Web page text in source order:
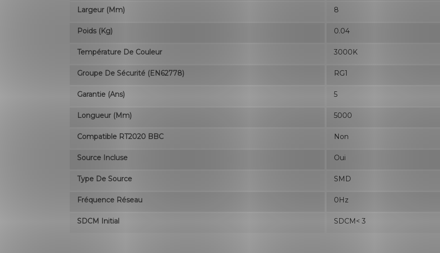
Largeur (mm) 8
Poids (kg) 0.04
Température De Couleur 3000K
Groupe De Sécurité (EN62778) RG1
Garantie (ans) 5
Longueur (mm) 5000
Compatible RT2020 BBC Non
Source Incluse Oui
Type De Source SMD
Fréquence Réseau 0Hz
SDCM Initial SDCM< 3